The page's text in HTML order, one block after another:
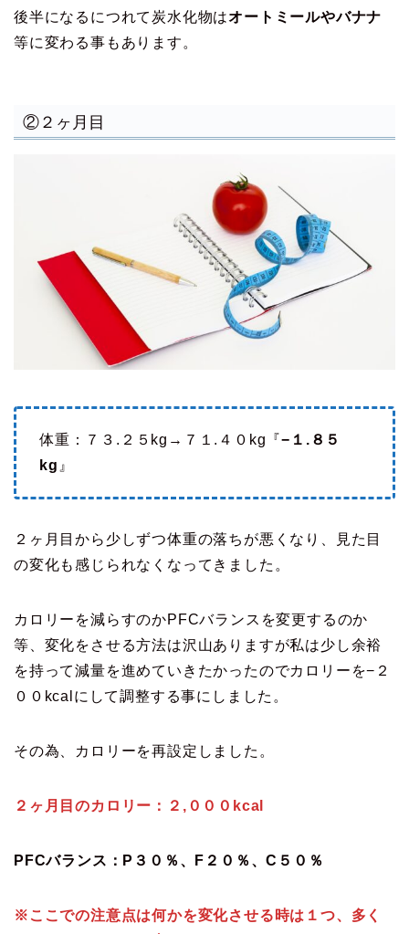
後半になるにつれて炭水化物はオートミールやバナナ
等に変わる事もあります。
②２ヶ月目
体重：７３.２５kg→７１.４０kg『−１.８５
kg 』
２ヶ月目から少しずつ体重の落ちが悪くなり、見た目
の変化も感じられなくなってきました。
カロリーを減らすのかPFCバランスを変更するのか
等、変化をさせる方法は沢山ありますが私は少し余裕
を持って減量を進めていきたかったのでカロリーを−２
００kcalにして調整する事にしました。
その為、カロリーを再設定しました。
２ヶ月目のカロリー：２,０００kcal
PFCバランス：P３０％、F２０％、C５０％
※ここでの注意点は何かを変化させる時は１つ、多く